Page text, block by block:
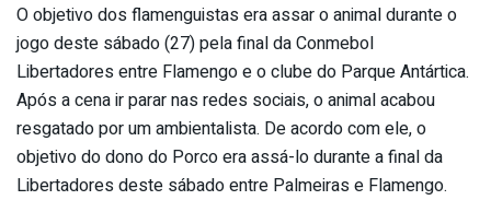
O objetivo dos flamenguistas era assar o animal durante o
jogo deste sábado (27) pela final da Conmebol
Libertadores entre Flamengo e o clube do Parque Antártica.
Após a cena ir parar nas redes sociais, o animal acabou
resgatado por um ambientalista. De acordo com ele, o
objetivo do dono do Porco era assá-lo durante a final da
Libertadores deste sábado entre Palmeiras e Flamengo.